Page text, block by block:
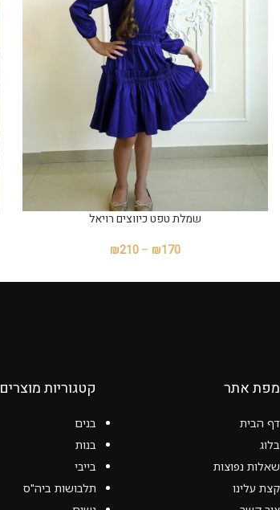
שמלת טפט כיווצים רויאל
₪170
–
₪210
מפת אתר
דף הבית
בלוג
שאלות נפוצות
קצת עלינו
קטגוריות מוצרים
בנים
בנות
בייבי
תלבושות ביה"ס